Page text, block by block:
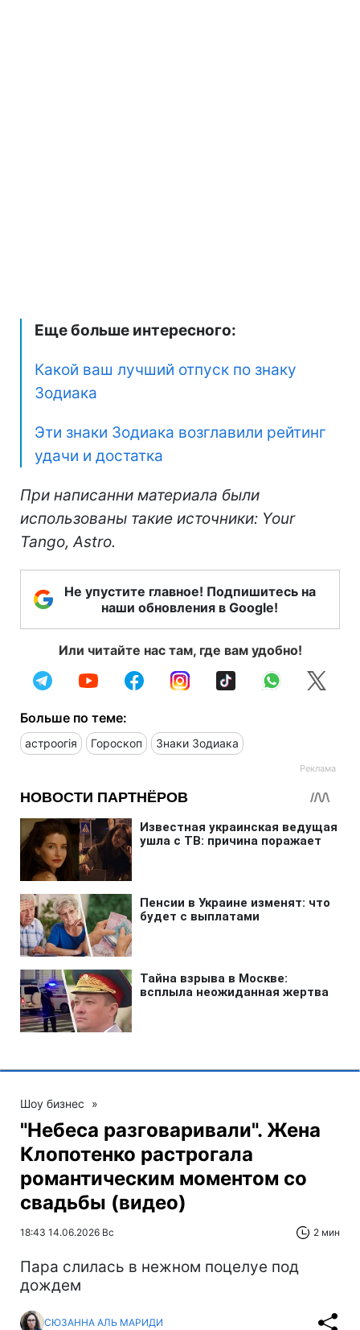
Еще больше интересного:
Какой ваш лучший отпуск по знаку
Зодиака
Эти знаки Зодиака возглавили рейтинг
удачи и достатка
При написанни материала были
использованы такие источники: Your
Tango, Astro.
Не упустите главное! Подпишитесь на
наши обновления в Google!
Или читайте нас там, где вам удобно!
Больше по теме:
астроогія Гороскоп Знаки Зодиака
Шоу бизнес »
"Небеса разговаривали". Жена
Клопотенко растрогала
романтическим моментом со
свадьбы (видео)
18:43 14.06.2026 Вс 2 мин
Пара слилась в нежном поцелуе под
дождем
СЮЗАННА АЛЬ МАРИДИ